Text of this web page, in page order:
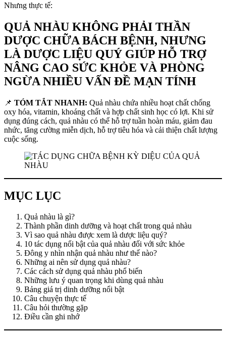
Nhưng thực tế:
QUẢ NHÀU KHÔNG PHẢI THẦN
DƯỢC CHỮA BÁCH BỆNH, NHƯNG
LÀ DƯỢC LIỆU QUÝ GIÚP HỖ TRỢ
NÂNG CAO SỨC KHỎE VÀ PHÒNG
NGỪA NHIỀU VẤN ĐỀ MẠN TÍNH
📌 TÓM TẮT NHANH: Quả nhàu chứa nhiều hoạt chất chống
oxy hóa, vitamin, khoáng chất và hợp chất sinh học có lợi. Khi sử
dụng đúng cách, quả nhàu có thể hỗ trợ tuần hoàn máu, giảm đau
nhức, tăng cường miễn dịch, hỗ trợ tiêu hóa và cải thiện chất lượng
cuộc sống.
MỤC LỤC
Quả nhàu là gì?
Thành phần dinh dưỡng và hoạt chất trong quả nhàu
Vì sao quả nhàu được xem là dược liệu quý?
10 tác dụng nổi bật của quả nhàu đối với sức khỏe
Đông y nhìn nhận quả nhàu như thế nào?
Những ai nên sử dụng quả nhàu?
Các cách sử dụng quả nhàu phổ biến
Những lưu ý quan trọng khi dùng quả nhàu
Bảng giá trị dinh dưỡng nổi bật
Câu chuyện thực tế
Câu hỏi thường gặp
Điều cần ghi nhớ